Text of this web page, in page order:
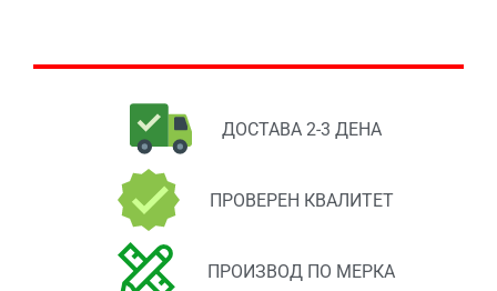
ДОСТАВА 2-3 ДЕНА
ПРОВЕРЕН КВАЛИТЕТ
ПРОИЗВОД ПО МЕРКА